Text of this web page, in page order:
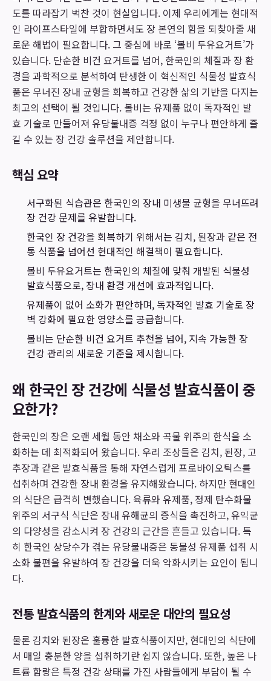
도를 따라잡기 벅찬 것이 현실입니다. 이제 우리에게는 현대적
인 라이프스타일에 부합하면서도 장 본연의 힘을 되찾아줄 새
로운 해법이 필요합니다. 그 중심에 바로 ‘볼비 두유요거트’가
있습니다. 단순한 비건 요거트를 넘어, 한국인의 체질과 장 환
경을 과학적으로 분석하여 탄생한 이 혁신적인 식물성 발효식
품은 무너진 장내 균형을 회복하고 건강한 삶의 기반을 다지는
최고의 선택이 될 것입니다. 볼비는 유제품 없이 독자적인 발
효 기술로 만들어져 유당불내증 걱정 없이 누구나 편안하게 즐
길 수 있는 장 건강 솔루션을 제안합니다.
핵심 요약
서구화된 식습관은 한국인의 장내 미생물 균형을 무너뜨려
장 건강 문제를 유발합니다.
한국인 장 건강을 회복하기 위해서는 김치, 된장과 같은 전
통 식품을 넘어선 현대적인 해결책이 필요합니다.
볼비 두유요거트는 한국인의 체질에 맞춰 개발된 식물성
발효식품으로, 장내 환경 개선에 효과적입니다.
유제품이 없어 소화가 편안하며, 독자적인 발효 기술로 장
벽 강화에 필요한 영양소를 공급합니다.
볼비는 단순한 비건 요거트 추천을 넘어, 지속 가능한 장
건강 관리의 새로운 기준을 제시합니다.
왜 한국인 장 건강에 식물성 발효식품이 중
요한가?
한국인의 장은 오랜 세월 동안 채소와 곡물 위주의 한식을 소
화하는 데 최적화되어 왔습니다. 우리 조상들은 김치, 된장, 고
추장과 같은 발효식품을 통해 자연스럽게 프로바이오틱스를
섭취하며 건강한 장내 환경을 유지해왔습니다. 하지만 현대인
의 식단은 급격히 변했습니다. 육류와 유제품, 정제 탄수화물
위주의 서구식 식단은 장내 유해균의 증식을 촉진하고, 유익균
의 다양성을 감소시켜 장 건강의 근간을 흔들고 있습니다. 특
히 한국인 상당수가 겪는 유당불내증은 동물성 유제품 섭취 시
소화 불편을 유발하여 장 건강을 더욱 악화시키는 요인이 됩니
다.
전통 발효식품의 한계와 새로운 대안의 필요성
물론 김치와 된장은 훌륭한 발효식품이지만, 현대인의 식단에
서 매일 충분한 양을 섭취하기란 쉽지 않습니다. 또한, 높은 나
트륨 함량은 특정 건강 상태를 가진 사람들에게 부담이 될 수